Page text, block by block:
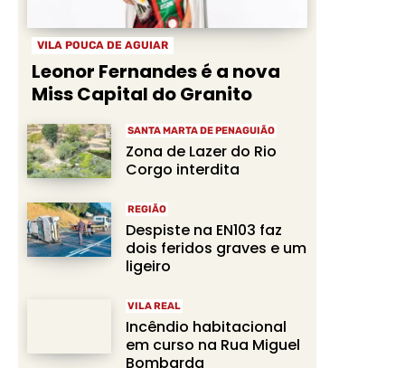
VILA POUCA DE AGUIAR
Leonor Fernandes é a nova
Miss Capital do Granito
SANTA MARTA DE PENAGUIÃO
Zona de Lazer do Rio
Corgo interdita
REGIÃO
Despiste na EN103 faz
dois feridos graves e um
ligeiro
VILA REAL
Incêndio habitacional
em curso na Rua Miguel
Bombarda